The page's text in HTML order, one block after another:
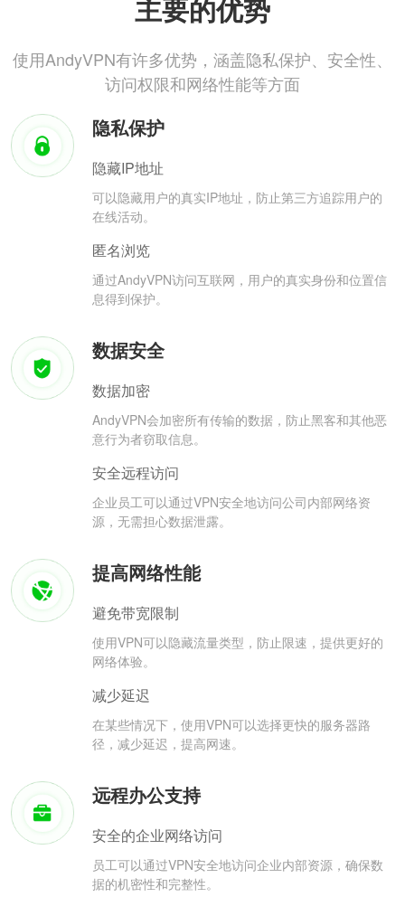
主要的优势
使用AndyVPN有许多优势，涵盖隐私保护、安全性、
访问权限和网络性能等方面
隐私保护
隐藏IP地址
可以隐藏用户的真实IP地址，防止第三方追踪用户的
在线活动。
匿名浏览
通过AndyVPN访问互联网，用户的真实身份和位置信
息得到保护。
数据安全
数据加密
AndyVPN会加密所有传输的数据，防止黑客和其他恶
意行为者窃取信息。
安全远程访问
企业员工可以通过VPN安全地访问公司内部网络资
源，无需担心数据泄露。
提高网络性能
避免带宽限制
使用VPN可以隐藏流量类型，防止限速，提供更好的
网络体验。
减少延迟
在某些情况下，使用VPN可以选择更快的服务器路
径，减少延迟，提高网速。
远程办公支持
安全的企业网络访问
员工可以通过VPN安全地访问企业内部资源，确保数
据的机密性和完整性。